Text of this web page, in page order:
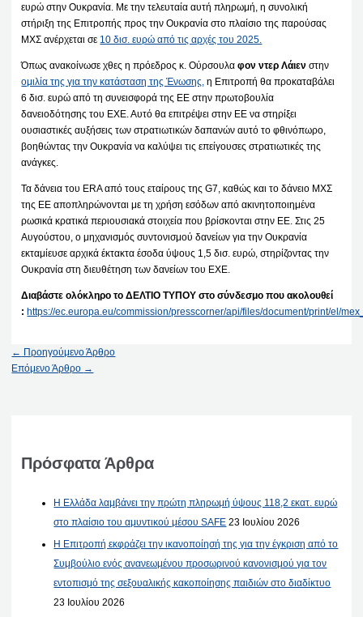
ευρώ στην Ουκρανία. Με την τελευταία αυτή πληρωμή, η συνολική
στήριξη της Επιτροπής προς την Ουκρανία στο πλαίσιο της παρούσας
ΜΧΣ ανέρχεται σε 10 δισ. ευρώ από τις αρχές του 2025.
Όπως ανακοίνωσε χθες η πρόεδρος κ. Ούρσουλαφον ντερ Λάιεν στην
ομιλία της για την κατάσταση της Ένωσης, η Επιτροπή θα προκαταβάλει
6 δισ. ευρώ από τη συνεισφορά της ΕΕ στην πρωτοβουλία
δανειοδότησης του ΕΧΕ. Αυτό θα επιτρέψει στην ΕΕ να στηρίξει
ουσιαστικές αυξήσεις των στρατιωτικών δαπανών αυτό το φθινόπωρο,
βοηθώντας την Ουκρανία να καλύψει τις επείγουσες στρατιωτικές της
ανάγκες.
Τα δάνεια του ERA από τους εταίρους της G7, καθώς και το δάνειο ΜΧΣ
της ΕΕ αποπληρώνονται με τη χρήση εσόδων από ακινητοποιημένα
ρωσικά κρατικά περιουσιακά στοιχεία που βρίσκονται στην ΕΕ. Στις 25
Αυγούστου, ο μηχανισμός συντονισμού δανείων για την Ουκρανία
εκταμίευσε αρχικά έκτακτα έσοδα ύψους 1,5 δισ. ευρώ, στηρίζοντας την
Ουκρανία στη διευθέτηση των δανείων του ΕΧΕ.
Διαβάστε ολόκληρο το ΔΕΛΤΙΟ ΤΥΠΟΥ στο σύνδεσμο που ακολουθεί
: https://ec.europa.eu/commission/presscorner/api/files/document/print/el/
← Προηγούμενο Άρθρο
Επόμενο Άρθρο →
Πρόσφατα Άρθρα
Η Ελλάδα λαμβάνει την πρώτη πληρωμή ύψους 118,2 εκατ. ευρώ
στο πλαίσιο του αμυντικού μέσου SAFE 23 Ιουλίου 2026
Η Επιτροπή εκφράζει την ικανοποίησή της για την έγκριση από το
Συμβούλιο ενός ανανεωμένου προσωρινού κανονισμού για τον
εντοπισμό της σεξουαλικής κακοποίησης παιδιών στο διαδίκτυο
23 Ιουλίου 2026